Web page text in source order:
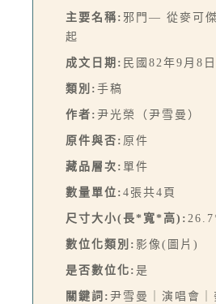
主要名稱: 邪門— 從麥可
起
成文日期: 民國82年9月8日
類別: 手稿
作者: 尹光榮（尹雪曼）
原件與否: 原件
藏品層次: 單件
數量單位: 4張共4頁
尺寸大小(長*寬*高):
數位化類別: 影像(圖片)
是否數位化: 是
關鍵詞: 尹雪曼｜演唱會｜